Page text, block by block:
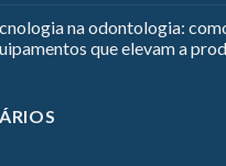
na odontologia:
que elevam a